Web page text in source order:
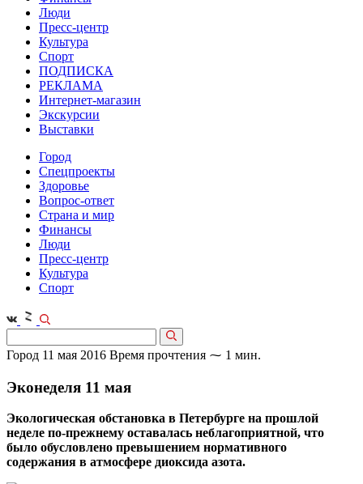
Люди
Пресс-центр
Культура
Спорт
ПОДПИСКА
РЕКЛАМА
Интернет-магазин
Экскурсии
Выставки
Город
Спецпроекты
Здоровье
Вопрос-ответ
Страна и мир
Финансы
Люди
Пресс-центр
Культура
Спорт
Город 11 мая 2016 Время прочтения ⁓ 1 мин.
Эконеделя 11 мая
Экологическая обстановка в Петербурге на прошлой
неделе по-прежнему оставалась неблагоприятной, что
было обусловлено превышением нормативного
содержания в атмосфере диоксида азота.